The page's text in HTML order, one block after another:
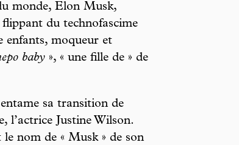
monde, Elon Musk,
flippant du technofascime
enfants, moqueur et
baby », « une fille de » de
sa transition de
l’actrice Justine Wilson.
nom de « Musk » de son